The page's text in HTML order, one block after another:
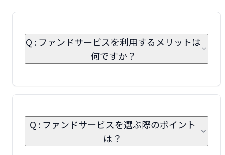
Q : ファンドサービスを利用するメリットは
何ですか？
Q : ファンドサービスを選ぶ際のポイント
は？